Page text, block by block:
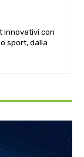
innovativi con
sport, dalla